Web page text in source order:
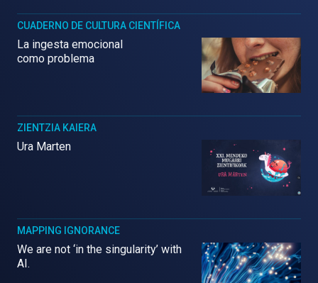
CUADERNO DE CULTURA CIENTÍFICA
La ingesta emocional
como problema
ZIENTZIA KAIERA
Ura Marten
MAPPING IGNORANCE
We are not ‘in the singularity’ with
AI.